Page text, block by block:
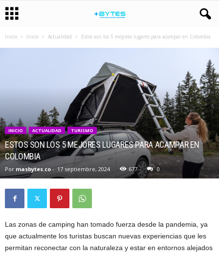
Inicio Inicio Actualidad Estos son los 5 mejores lugares para acampar en Colombia
INICIO ACTUALIDAD TURISMO
ESTOS SON LOS 5 MEJORES LUGARES PARA ACAMPAR EN
COLOMBIA
Por masbytes.co - 17 septiembre, 2024 677 0
Las zonas de camping han tomado fuerza desde la pandemia, ya
que actualmente los turistas buscan nuevas experiencias que les
permitan reconectar con la naturaleza y estar en entornos alejados